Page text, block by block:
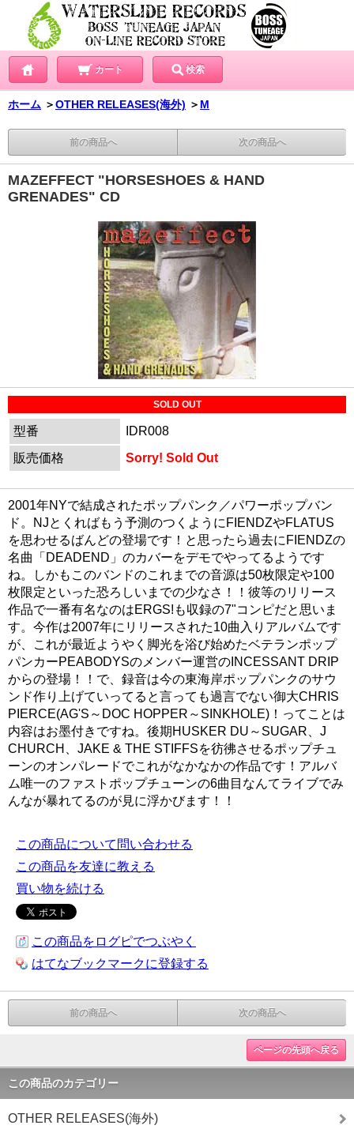
カート 検索
ホーム ＞OTHER RELEASES(海外) ＞ M
前の商品へ 次の商品へ
MAZEFFECT "HORSESHOES & HAND
GRENADES" CD
SOLD OUT
型番
IDR008
販売価格
Sorry! Sold Out
2001年NYで結成されたポップパンク／パワーポップバン
ド。NJとくればもう予測のつくようにFIENDZやFLATUS
を思わせるばんどの登場です！と思ったら過去にFIENDZの
名曲「DEADEND」のカバーをデモでやってるようです
ね。しかもこのバンドのこれまでの音源は50枚限定や100
枚限定といった恐ろしいまでの少なさ！！彼等のリリース
作品で一番有名なのはERGS!も収録の7"コンピだと思いま
す。今作は2007年にリリースされた10曲入りアルバムです
が、これが最近ようやく脚光を浴び始めたベテランポップ
パンカーPEABODYSのメンバー運営のINCESSANT DRIP
からの登場！！で、録音は今の東海岸ポップパンクのサウ
ンド作り上げていってると言っても過言でない御大CHRIS
PIERCE(AG'S～DOC HOPPER～SINKHOLE)！ってことは
内容はお墨付きですね。後期HUSKER DU～SUGAR、J
CHURCH、JAKE & THE STIFFSを彷彿させるポップチュ
ーンのオンパレードでこれがなかなかの作品です！アルバ
ム唯一のファストポップチューンの6曲目なんてライブでみ
んなが暴れてるのが見に浮かびます！！
この商品について問い合わせる
この商品を友達に教える
買い物を続ける
この商品をログピでつぶやく
はてなブックマークに登録する
前の商品へ 次の商品へ
ページの先頭へ戻る
この商品のカテゴリー
OTHER RELEASES(海外)